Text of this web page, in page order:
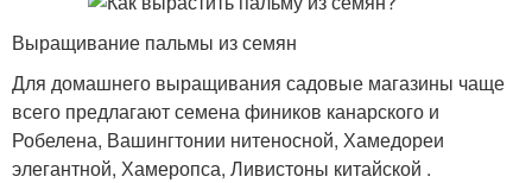
Выращивание пальмы из семян
Для домашнего выращивания садовые магазины чаще
всего предлагают семена фиников канарского и
Робелена, Вашингтонии нитеносной, Хамедореи
элегантной, Хамеропса, Ливистоны китайской .